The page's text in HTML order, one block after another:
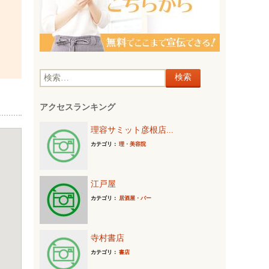
検
:アクセスランキング
理容サミット彦根店...
カテゴリ： 理・美容院
江戸屋
カテゴリ： 居酒屋・バー
寺村書店
カテゴリ： 書店